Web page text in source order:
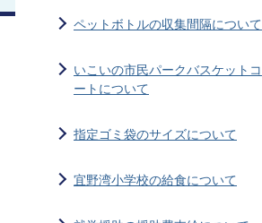
ペットボトルの収集間隔について
いこいの市民パークバスケットコ
ートについて
指定ゴミ袋のサイズについて
宜野湾小学校の給食について